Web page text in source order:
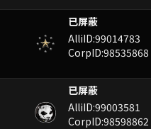
已屏蔽
AlliID:99014783
CorpID:98535868
已屏蔽
AlliID:99003581
CorpID:98598862